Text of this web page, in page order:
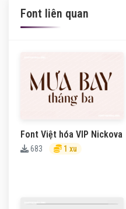
Font liên quan
Font Việt hóa VIP Nickova
683 1 xu